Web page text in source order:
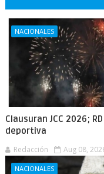
NACIONALES
Clausuran JCC 2026;
deportiva
Redacción Aug 08,
NACIONALES